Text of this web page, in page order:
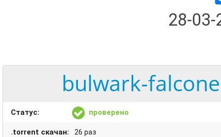
28-
bulwark-
Статус: проверено
.torrent скачан: 26 раз